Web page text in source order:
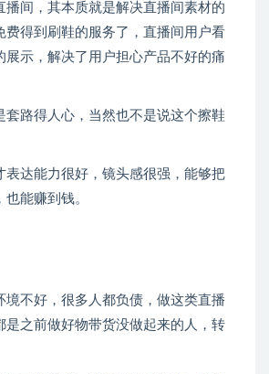
播间，其本质就是解决直播间素材的
费得到刷鞋的服务了，直播间用户看
展示，解决了用户担心产品不好的痛
套路得人心，当然也不是说这个擦鞋
表达能力很好，镜头感很强，能够把
能赚到钱。
境不好，很多人都负债，做这类直播
是之前做好物带货没做起来的人，转